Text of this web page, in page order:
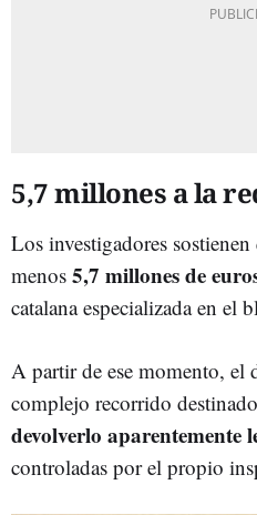
5,7 millones a la
Los investigadores
menos 5,7 millones de
catalana especializada en el
A partir de ese momento, el
complejo recorrido
devolverlo aparentemente
controladas por el propio